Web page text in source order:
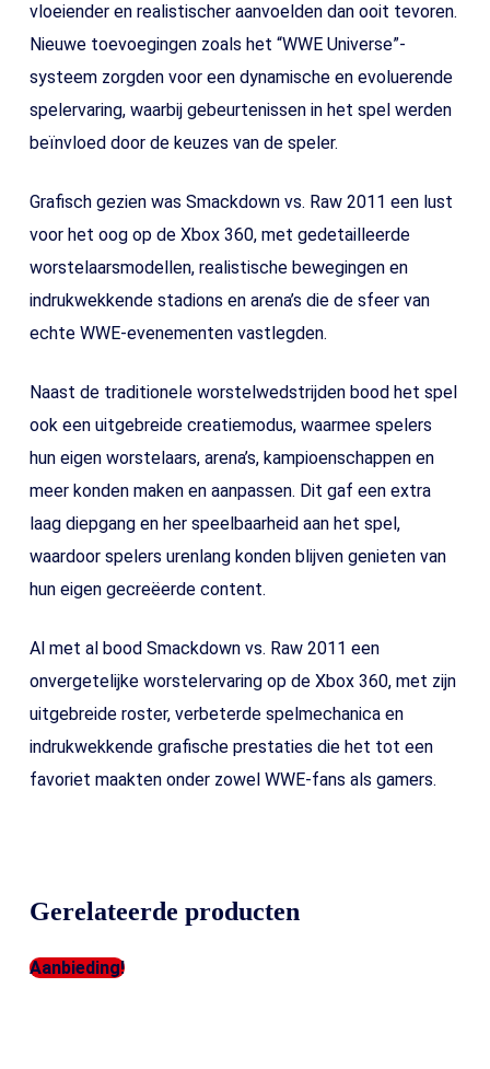
vloeiender en realistischer aanvoelden dan ooit tevoren.
Nieuwe toevoegingen zoals het “WWE Universe”-
systeem zorgden voor een dynamische en evoluerende
spelervaring, waarbij gebeurtenissen in het spel werden
beïnvloed door de keuzes van de speler.
Grafisch gezien was Smackdown vs. Raw 2011 een lust
voor het oog op de Xbox 360, met gedetailleerde
worstelaarsmodellen, realistische bewegingen en
indrukwekkende stadions en arena’s die de sfeer van
echte WWE-evenementen vastlegden.
Naast de traditionele worstelwedstrijden bood het spel
ook een uitgebreide creatiemodus, waarmee spelers
hun eigen worstelaars, arena’s, kampioenschappen en
meer konden maken en aanpassen. Dit gaf een extra
laag diepgang en her speelbaarheid aan het spel,
waardoor spelers urenlang konden blijven genieten van
hun eigen gecreëerde content.
Al met al bood Smackdown vs. Raw 2011 een
onvergetelijke worstelervaring op de Xbox 360, met zijn
uitgebreide roster, verbeterde spelmechanica en
indrukwekkende grafische prestaties die het tot een
favoriet maakten onder zowel WWE-fans als gamers.
Gerelateerde producten
Aanbieding!